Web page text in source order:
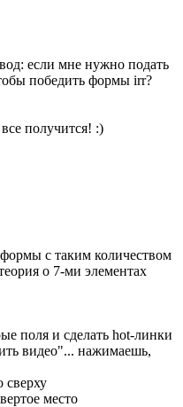
если мне нужно подать
победить формы irr?
получится! :)
формы с таким количеством
о 7-ми элементах
поля и сделать hot-линки
видео"... нажимаешь,
сверху
место